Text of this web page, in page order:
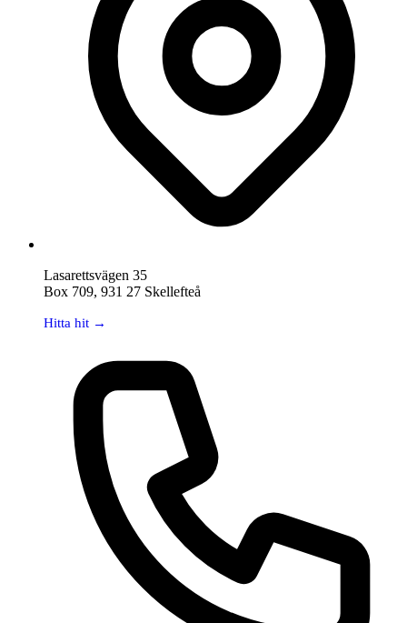
Lasarettsvägen 35
Box 709, 931 27 Skellefteå
Hitta hit →